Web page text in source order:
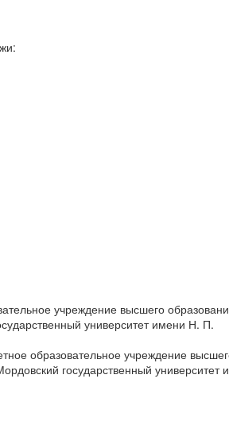
учреждение высшего
университет имени Н. П.
образовательное учреждение
государственный университет